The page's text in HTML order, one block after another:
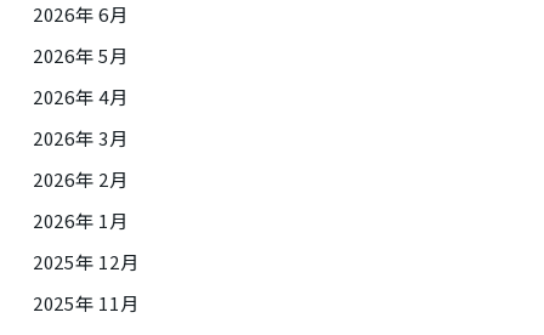
2026年 6月
2026年 5月
2026年 4月
2026年 3月
2026年 2月
2026年 1月
2025年 12月
2025年 11月